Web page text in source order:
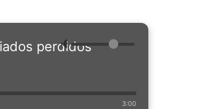
perdidos
🔈
3:00